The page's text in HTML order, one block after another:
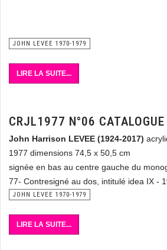
JOHN LEVEE 1970-1979
LIRE LA SUITE...
CRJL1977 N°06
John Harrison LEVEE (1924-2017)
1977 dimensions 74,5 x 50,5 cm
signée en bas au centre gauche du
77- Contresigné au dos, intitulé idea IX -
JOHN LEVEE 1970-1979
LIRE LA SUITE...